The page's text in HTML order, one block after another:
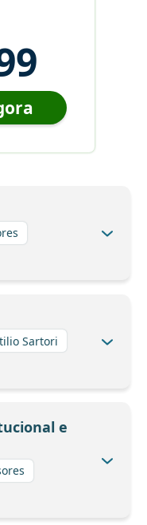
Sartori
e